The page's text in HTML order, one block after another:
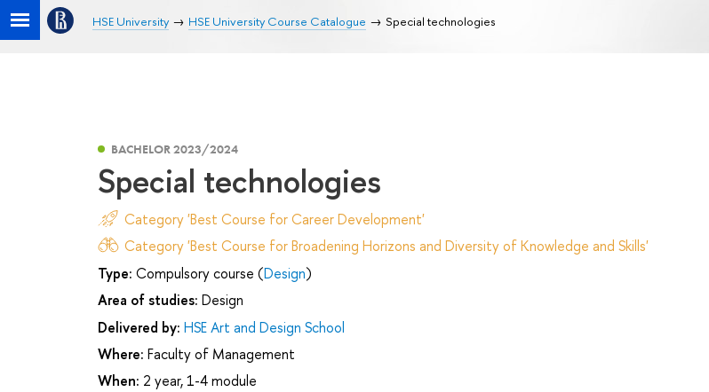
HSE University HSE University Course Catalogue Special technologies
BACHELOR 2023/2024
Special technologies
Category 'Best Course for Career Development'
Category 'Best Course for Broadening Horizons and Diversity of Knowledge and Skills'
Type: Compulsory course (Design)
Area of studies: Design
Delivered by: HSE Art and Design School
Where: Faculty of Management
When: 2 year, 1-4 module